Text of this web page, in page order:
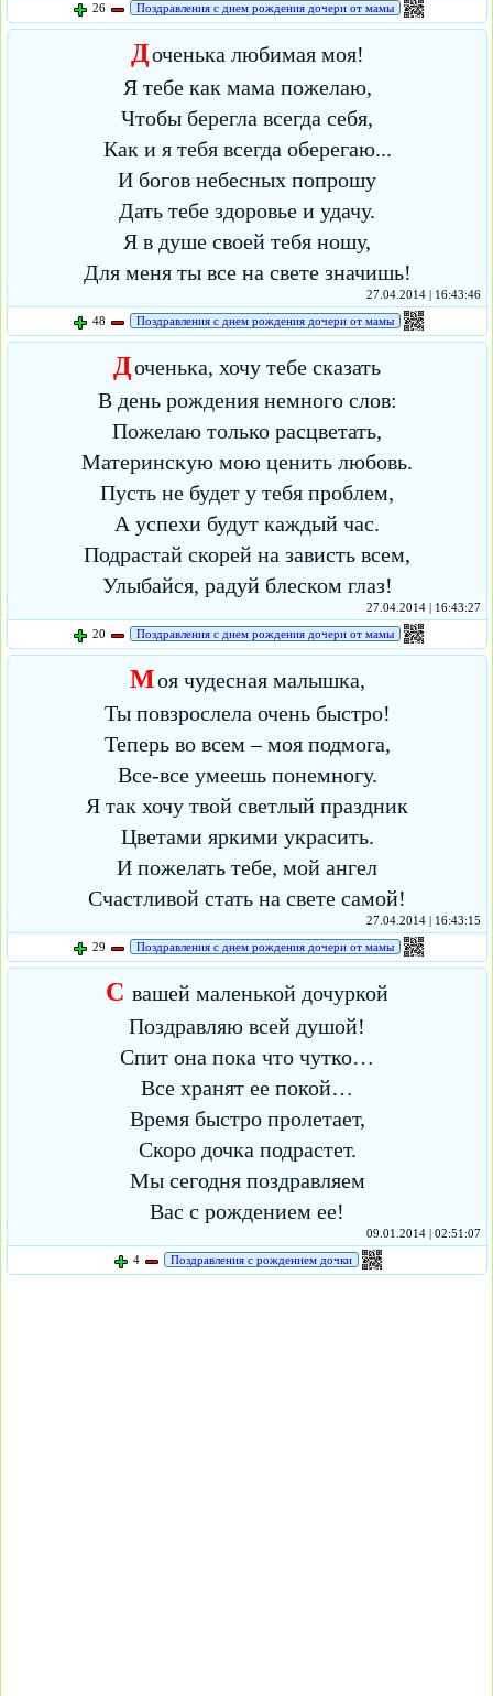
26
Поздравления с днем рождения дочери от мамы
Доченька любимая моя!
Я тебе как мама пожелаю,
Чтобы берегла всегда себя,
Как и я тебя всегда оберегаю...
И богов небесных попрошу
Дать тебе здоровье и удачу.
Я в душе своей тебя ношу,
Для меня ты все на свете значишь!
27.04.2014 | 16:43:46
48
Поздравления с днем рождения дочери от мамы
Доченька, хочу тебе сказать
В день рождения немного слов:
Пожелаю только расцветать,
Материнскую мою ценить любовь.
Пусть не будет у тебя проблем,
А успехи будут каждый час.
Подрастай скорей на зависть всем,
Улыбайся, радуй блеском глаз!
27.04.2014 | 16:43:27
20
Поздравления с днем рождения дочери от мамы
Моя чудесная малышка,
Ты повзрослела очень быстро!
Теперь во всем – моя подмога,
Все-все умеешь понемногу.
Я так хочу твой светлый праздник
Цветами яркими украсить.
И пожелать тебе, мой ангел
Счастливой стать на свете самой!
27.04.2014 | 16:43:15
29
Поздравления с днем рождения дочери от мамы
С вашей маленькой дочуркой
Поздравляю всей душой!
Спит она пока что чутко…
Все хранят ее покой…
Время быстро пролетает,
Скоро дочка подрастет.
Мы сегодня поздравляем
Вас с рождением ее!
09.01.2014 | 02:51:07
4
Поздравления с рождением дочки